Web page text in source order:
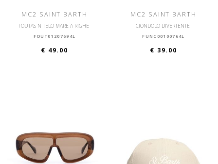
MC2 SAINT BARTH
FOUTAS N TELO MARE A RIGHE
FOUT01207694L
€ 49.00
MC2 SAINT BARTH
CIONDOLO DIVERTENTE
FUNC00100764L
€ 39.00